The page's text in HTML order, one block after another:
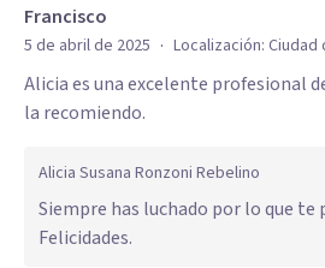
Francisco
5 de abril de 2025 · Localización: Ciudad
Alicia es una excelente profesional
la recomiendo.
Alicia Susana Ronzoni Rebelino
Siempre has luchado por lo que te
Felicidades.